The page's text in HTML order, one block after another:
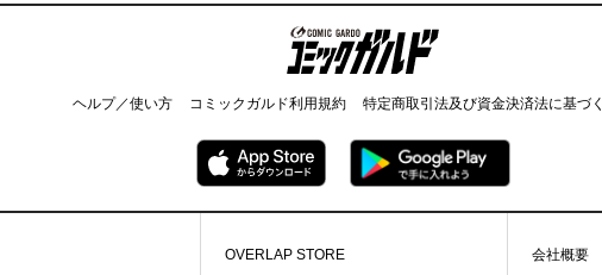
コミックガルド
ヘルプ／使い方 コミックガルド利用規約 特定商取引法及び資金決済法に基づ
OVERLAP STORE 会社概要